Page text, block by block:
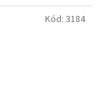
Kód: 3184